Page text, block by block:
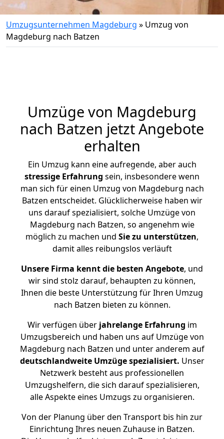
Umzugsunternehmen Magdeburg » Umzug von
Magdeburg nach Batzen
Umzüge von Magdeburg
nach Batzen jetzt Angebote
erhalten
Ein Umzug kann eine aufregende, aber auch
stressige Erfahrung sein, insbesondere wenn
man sich für einen Umzug von Magdeburg nach
Batzen entscheidet. Glücklicherweise haben wir
uns darauf spezialisiert, solche Umzüge von
Magdeburg nach Batzen, so angenehm wie
möglich zu machen und Sie zu unterstützen,
damit alles reibungslos verläuft
Unsere Firma kennt die besten Angebote, und
wir sind stolz darauf, behaupten zu können,
Ihnen die beste Unterstützung für Ihren Umzug
nach Batzen bieten zu können.
Wir verfügen überjahrelange Erfahrung im
Umzugsbereich und haben uns auf Umzüge von
Magdeburg nach Batzen und unter anderem auf
deutschlandweite Umzüge spezialisiert. Unser
Netzwerk besteht aus professionellen
Umzugshelfern, die sich darauf spezialisieren,
alle Aspekte eines Umzugs zu organisieren.
Von der Planung über den Transport bis hin zur
Einrichtung Ihres neuen Zuhause in Batzen.